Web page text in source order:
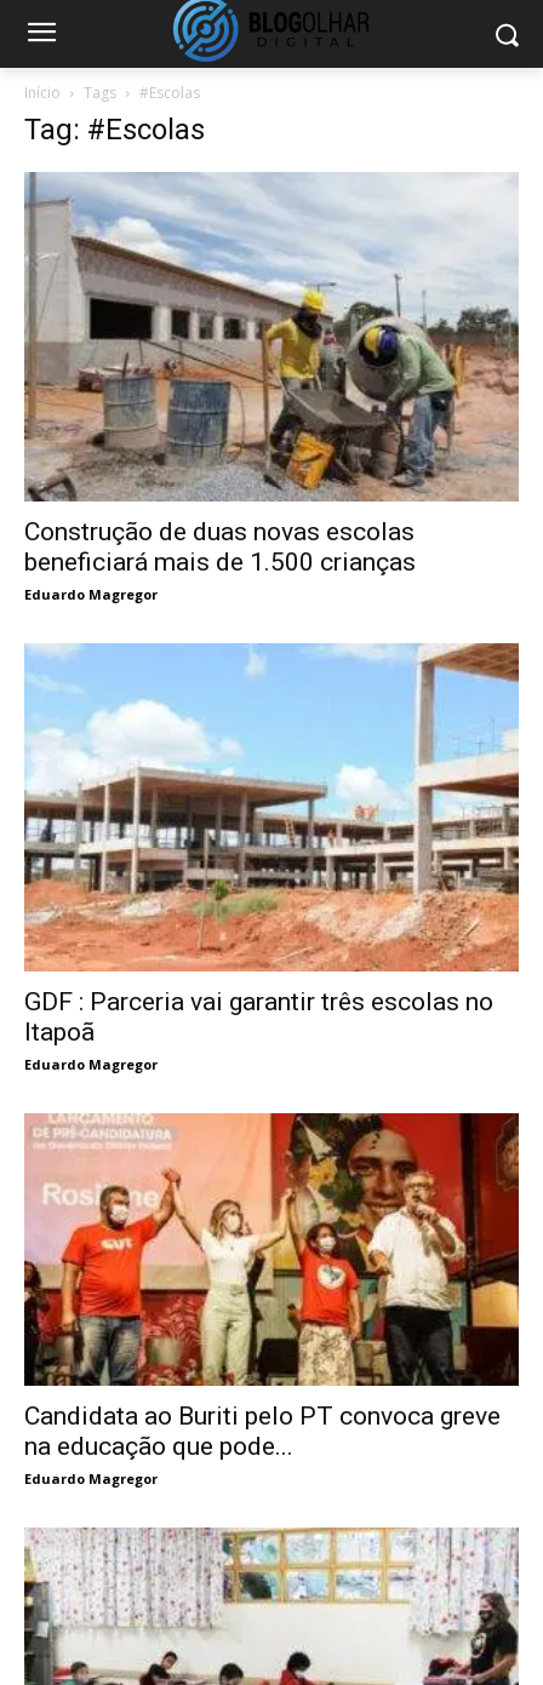
Início Tags #Escolas
Tag: #Escolas
Construção de duas novas escolas
beneficiará mais de 1.500 crianças
Eduardo Magregor
GDF : Parceria vai garantir três escolas no
Itapoã
Eduardo Magregor
Candidata ao Buriti pelo PT convoca greve
na educação que pode...
Eduardo Magregor